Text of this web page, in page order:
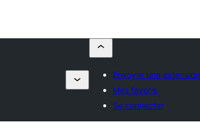
Envoyer une extension
Mes favoris
Se connecter